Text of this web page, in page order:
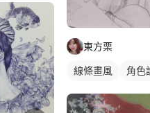
東方栗
線條畫風 角色